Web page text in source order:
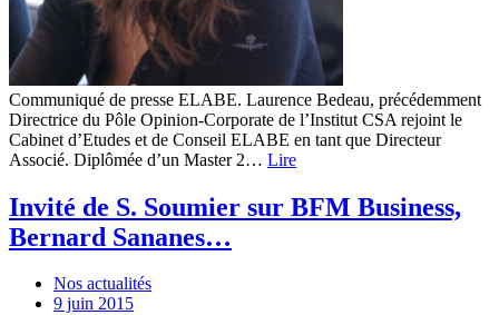
Communiqué de presse ELABE. Laurence Bedeau, précédemment
Directrice du Pôle Opinion-Corporate de l’Institut CSA rejoint le
Cabinet d’Etudes et de Conseil ELABE en tant que Directeur
Associé. Diplômée d’un Master 2… Lire
Invité de S. Soumier sur BFM Business,
Bernard Sananes…
Nos actualités
9 juin 2015